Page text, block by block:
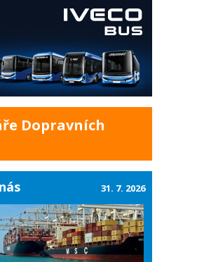
Dopravních
31. 7. 2026